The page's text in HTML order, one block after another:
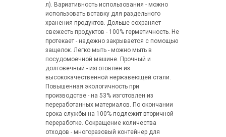
л). Вариативность использования - можно
использовать вставку для раздельного
хранения продуктов. Дольше сохраняет
свежесть продуктов - 100% герметичность. Не
протекает - надежно закрывается с помощью
защелок. Легко мыть - можно мыть в
посудомоечной машине. Прочный и
долговечный - изготовлен из
высококачественной нержавеющей стали.
Повышенная экологичность при
производстве - на 53% изготовлен из
переработанных материалов. По окончании
срока службы на 100% подлежит вторичной
переработке. Сокращение количества
отходов - многоразовый контейнер для